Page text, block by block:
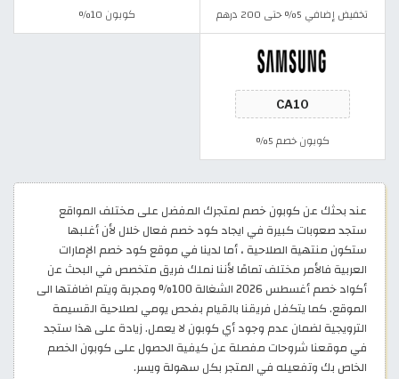
تخفيض إضافي 5% حتى 200 درهم كوبون 10%
كوبون خصم 5%
عند بحثك عن كوبون خصم لمتجرك المفضل على مختلف المواقع
ستجد صعوبات كبيرة في ايجاد كود خصم فعال خلال لأن أغلبها
ستكون منتهية الصلاحية ، أما لدينا في موقع كود خصم الإمارات
العربية فالأمر مختلف تمامًا لأننا نملك فريق متخصص في البحث عن
أكواد خصم أغسطس 2026 الشغالة 100% ومجربة ويتم اضافتها الى
الموقع. كما يتكفل فريقنا بالقيام بفحص يومي لصلاحية القسيمة
الترويجية لضمان عدم وجود أي كوبون لا يعمل. زيادة على هذا ستجد
في موقعنا شروحات مفصلة عن كيفية الحصول على كوبون الخصم
الخاص بك وتفعيله في المتجر بكل سهولة ويسر.